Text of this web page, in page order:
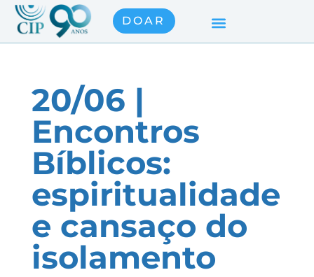
DOAR
20/06 |
Encontros
Bíblicos:
espiritualidade
e cansaço do
isolamento